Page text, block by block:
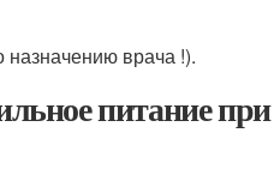
назначению врача !).
питание при